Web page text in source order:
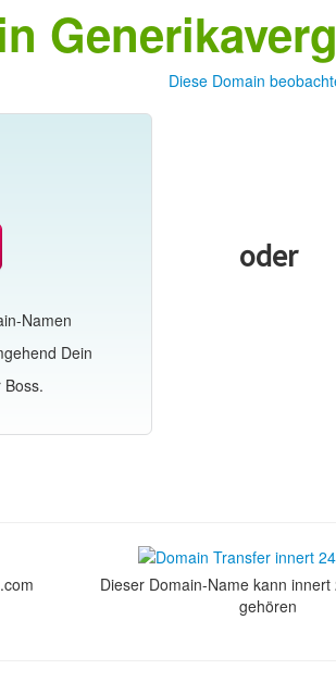
Diese Domain
Namen
Dein
oder
Dieser Domain-Name kann
gehören